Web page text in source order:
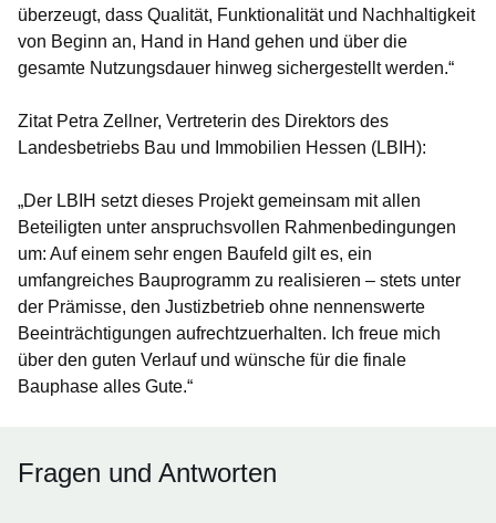
überzeugt, dass Qualität, Funktionalität und Nachhaltigkeit
von Beginn an, Hand in Hand gehen und über die
gesamte Nutzungsdauer hinweg sichergestellt werden.“
Zitat Petra Zellner, Vertreterin des Direktors des
Landesbetriebs Bau und Immobilien Hessen (LBIH):
„Der LBIH setzt dieses Projekt gemeinsam mit allen
Beteiligten unter anspruchsvollen Rahmenbedingungen
um: Auf einem sehr engen Baufeld gilt es, ein
umfangreiches Bauprogramm zu realisieren – stets unter
der Prämisse, den Justizbetrieb ohne nennenswerte
Beeinträchtigungen aufrechtzuerhalten. Ich freue mich
über den guten Verlauf und wünsche für die finale
Bauphase alles Gute.“
Fragen und Antworten